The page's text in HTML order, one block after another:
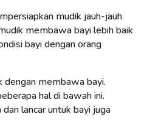
mudik jauh-jauh
membawa bayi lebih baik
bayi dengan orang
dengan membawa bayi.
hal di bawah ini.
lancar untuk bayi juga